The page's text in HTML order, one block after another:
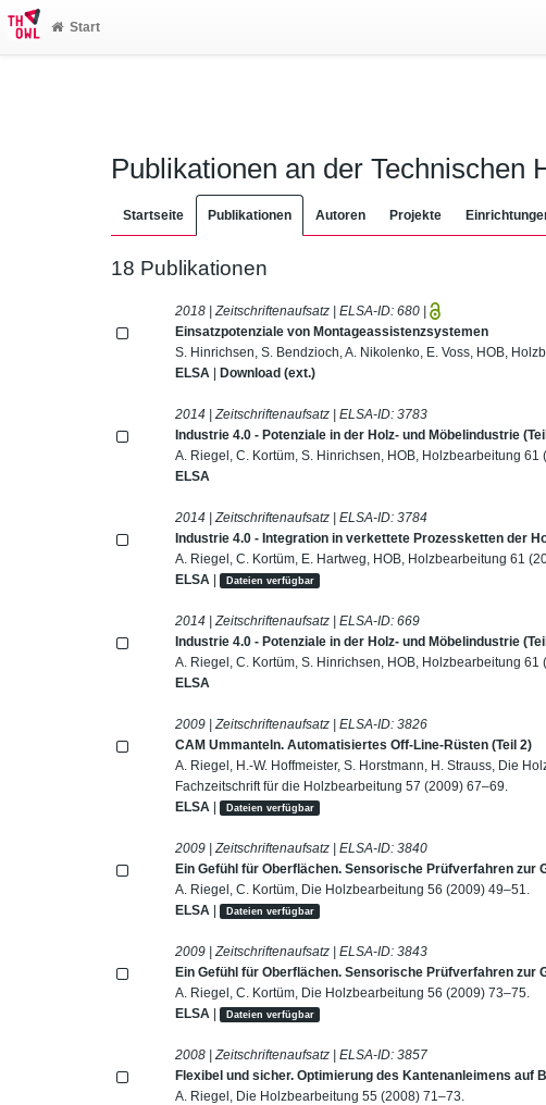
Start
Publikationen an der Technischen
Startseite Publikationen Autoren Projekte
18 Publikationen
2018 | Zeitschriftenaufsatz | ELSA-ID:680 |
Einsatzpotenziale von Montageassistenzsystemen
S. Hinrichsen, S. Bendzioch, A. Nikolenko, E. Voss, HOB,
ELSA |Download (ext.)
2014 | Zeitschriftenaufsatz | ELSA-ID:3783
Industrie 4.0 - Potenziale in der Holz- und Möbelindustrie
A. Riegel, C. Kortüm, S. Hinrichsen, HOB, Holzbearbeitung 61
ELSA
2014 | Zeitschriftenaufsatz | ELSA-ID:3784
Industrie 4.0 - Integration in verkettete Prozessketten der
A. Riegel, C. Kortüm, E. Hartweg, HOB, Holzbearbeitung 61
ELSA | Dateien verfügbar
2014 | Zeitschriftenaufsatz | ELSA-ID:669
Industrie 4.0 - Potenziale in der Holz- und Möbelindustrie
A. Riegel, C. Kortüm, S. Hinrichsen, HOB, Holzbearbeitung 61
ELSA
2009 | Zeitschriftenaufsatz | ELSA-ID:3826
CAM Ummanteln. Automatisiertes Off-Line-Rüsten (Teil 2)
A. Riegel, H.-W. Hoffmeister, S. Horstmann, H. Strauss, Die
Fachzeitschrift für die Holzbearbeitung 57 (2009) 67–69.
ELSA | Dateien verfügbar
2009 | Zeitschriftenaufsatz | ELSA-ID:3840
Ein Gefühl für Oberflächen. Sensorische Prüfverfahren zur
A. Riegel, C. Kortüm, Die Holzbearbeitung 56 (2009) 49–51.
ELSA | Dateien verfügbar
2009 | Zeitschriftenaufsatz | ELSA-ID:3843
Ein Gefühl für Oberflächen. Sensorische Prüfverfahren zur
A. Riegel, C. Kortüm, Die Holzbearbeitung 56 (2009) 73–75.
ELSA | Dateien verfügbar
2008 | Zeitschriftenaufsatz | ELSA-ID:3857
Flexibel und sicher. Optimierung des Kantenanleimens auf
A. Riegel, Die Holzbearbeitung 55 (2008) 71–73.